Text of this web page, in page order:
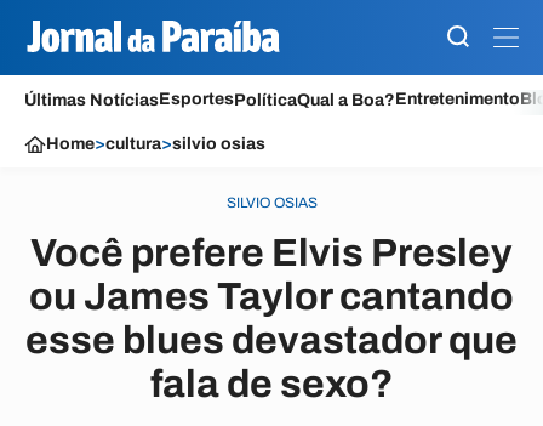
Últimas NotíciasEsportesPolíticaQual a Boa?Entretenimento
Home>cultura>silvio osias
SILVIO OSIAS
Você prefere Elvis Presley
ou James Taylor cantando
esse blues devastador que
fala de sexo?